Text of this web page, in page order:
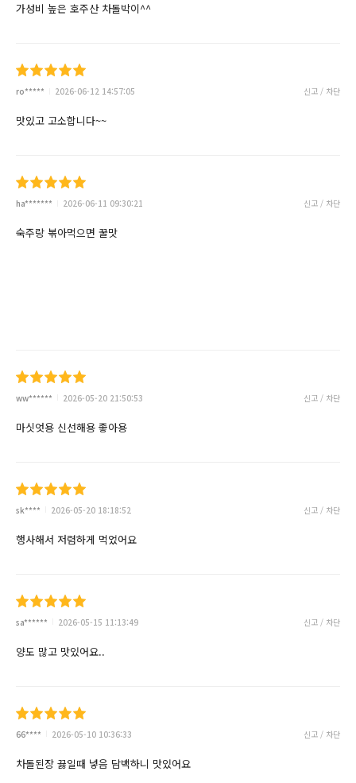
가성비 높은 호주산 차돌박이^^
ro***** 2026-06-12 14:57:05 신고 / 차단
맛있고 고소합니다~~
ha******* 2026-06-11 09:30:21 신고 / 차단
숙주랑 볶아먹으면 꿀맛
ww****** 2026-05-20 21:50:53 신고 / 차단
마싯엇용 신선해용 좋아용
sk**** 2026-05-20 18:18:52 신고 / 차단
행사해서 저렴하게 먹었어요
sa****** 2026-05-15 11:13:49 신고 / 차단
양도 많고 맛있어요..
66**** 2026-05-10 10:36:33 신고 / 차단
차돌된장 끓일때 넣음 담백하니 맛있어요